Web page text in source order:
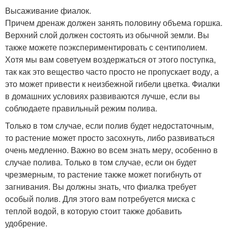
Высаживание фиалок.
Причем дренаж должен занять половину объема горшка.
Верхний слой должен состоять из обычной земли. Вы
также можете поэкспериментировать с сентиполием.
Хотя мы вам советуем воздержаться от этого поступка,
так как это вещество часто просто не пропускает воду, а
это может привести к неизбежной гибели цветка. Фиалки
в домашних условиях развиваются лучше, если вы
соблюдаете правильный режим полива.
Только в том случае, если полив будет недостаточным,
то растение может просто засохнуть, либо развиваться
очень медленно. Важно во всем знать меру, особенно в
случае полива. Только в том случае, если он будет
чрезмерным, то растение также может погибнуть от
загнивания. Вы должны знать, что фиалка требует
особый полив. Для этого вам потребуется миска с
теплой водой, в которую стоит также добавить
удобрение.